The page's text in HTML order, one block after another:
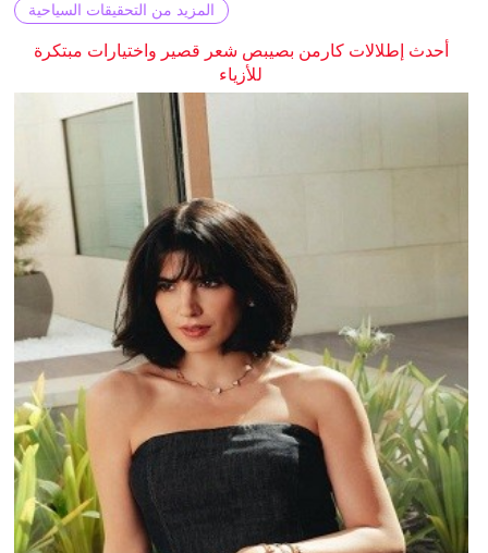
المزيد من التحقيقات السياحية
أحدث إطلالات كارمن بصيبص شعر قصير واختيارات مبتكرة
للأزياء